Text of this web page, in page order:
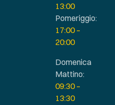
13:00
Pomeriggio:
17:00 –
20:00
Domenica
Mattino:
09:30 –
13:30